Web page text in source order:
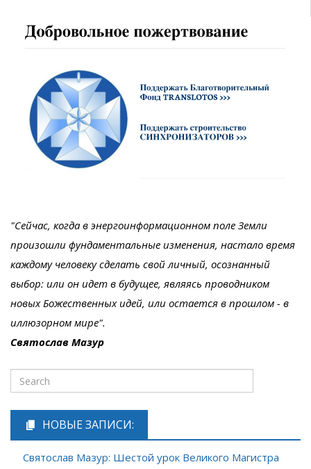
"Сейчас, когда в энергоинформационном поле Земли
произошли фундаментальные изменения, настало время
каждому человеку сделать свой личный, осознанный
выбор: или он идет в будущее, являясь проводником
новых Божественных идей, или остается в прошлом - в
иллюзорном мире".
Святослав Мазур
НОВЫЕ ЗАПИСИ:
Святослав Мазур: Шестой урок Великого Магистра